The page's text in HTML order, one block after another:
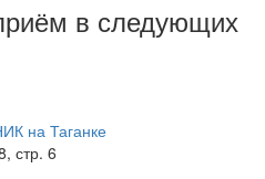
в следующих
на Таганке
стр. 6